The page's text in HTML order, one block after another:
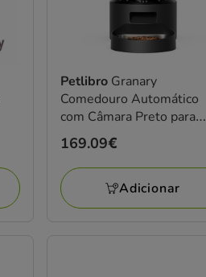
Petlibro Granary
Comedouro Automático
com Câmara Preto para
gatos
Preço
169.09€
Adicionar